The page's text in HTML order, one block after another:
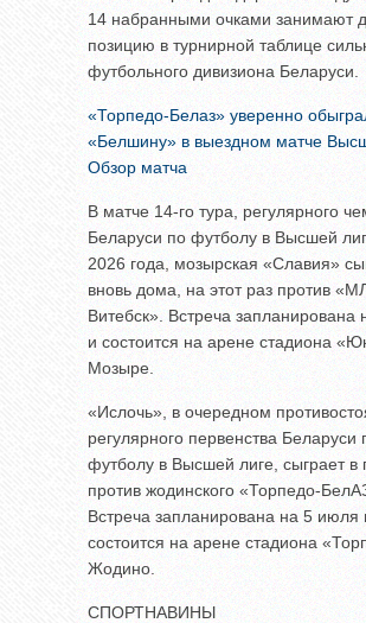
14 набранными очками занимают
позицию в турнирной таблице
футбольного дивизиона Беларуси.
«Торпедо-Белаз» уверенно
«Белшину» в выездном матче
Обзор матча
В матче 14-го тура, регулярного
Беларуси по футболу в Высшей
2026 года, мозырская «Славия»
вновь дома, на этот раз против
Витебск». Встреча запланирована
и состоится на арене стадиона
Мозыре.
«Ислочь», в очередном
регулярного первенства Беларуси
футболу в Высшей лиге, сыграет в
против жодинского «Торпедо-
Встреча запланирована на 5 июля
состоится на арене стадиона
Жодино.
СПОРТНАВИНЫ